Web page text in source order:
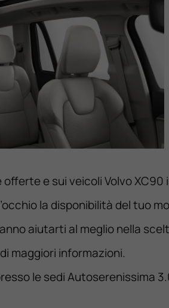
offerte e sui veicoli Volvo
la disponibilità del tuo
aiutarti al meglio nella
maggiori informazioni.
le sedi Autoserenissima